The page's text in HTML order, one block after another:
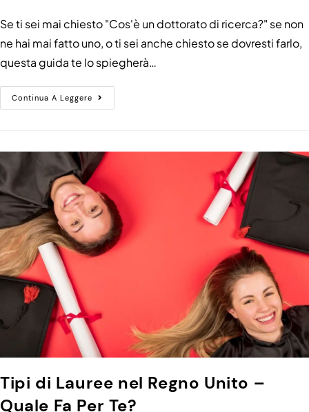
Se ti sei mai chiesto "Cos'è un dottorato di ricerca?" se non
ne hai mai fatto uno, o ti sei anche chiesto se dovresti farlo,
questa guida te lo spiegherà…
Continua A Leggere
Tipi di Lauree nel Regno Unito –
Quale Fa Per Te?